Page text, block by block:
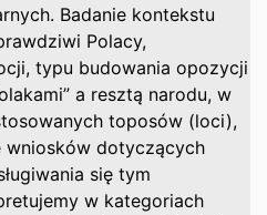
Badanie kontekstu
Polacy,
typu budowania opozycji
a resztą narodu, w
toposów (loci),
wniosków dotyczących
się tym
w kategoriach